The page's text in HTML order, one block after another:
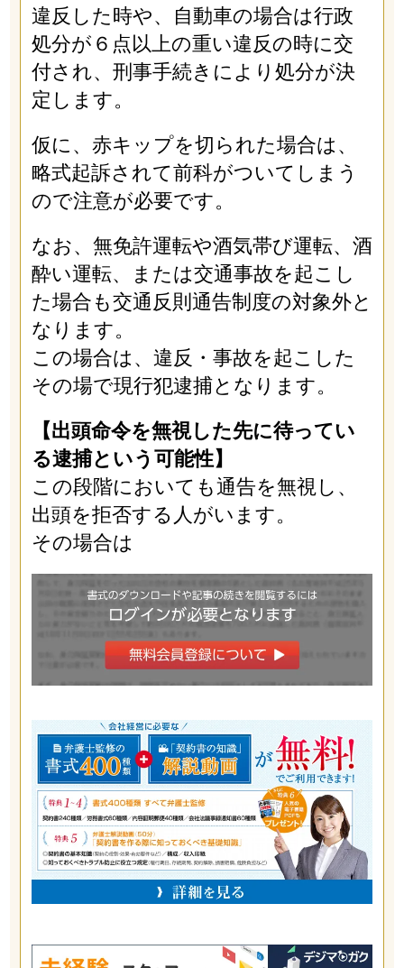
違反した時や、自動車の場合は行政
処分が６点以上の重い違反の時に交
付され、刑事手続きにより処分が決
定します。
仮に、赤キップを切られた場合は、
略式起訴されて前科がついてしまう
ので注意が必要です。
なお、無免許運転や酒気帯び運転、酒
酔い運転、または交通事故を起こし
た場合も交通反則通告制度の対象外と
なります。
この場合は、違反・事故を起こした
その場で現行犯逮捕となります。
【出頭命令を無視した先に待ってい
る逮捕という可能性】
この段階においても通告を無視し、
出頭を拒否する人がいます。
その場合は